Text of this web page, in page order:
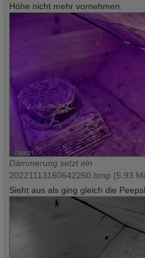
Höhe nicht mehr vornehmen.
Dämmerung setzt ein
20221113160642260.bmp (5.93
Sieht aus als ging gleich die